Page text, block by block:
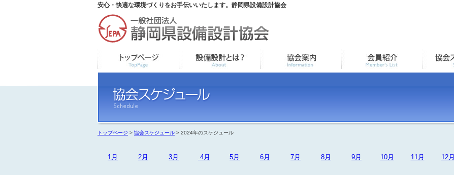
安心・快適な環境づくりをお手伝いいたします。静岡県設備設計協会
トップページ > 協会スケジュール > 2024年のスケジュール
1月 2月 3月 4月 5月 6月 7月 8月 9月 10月 11月 12月